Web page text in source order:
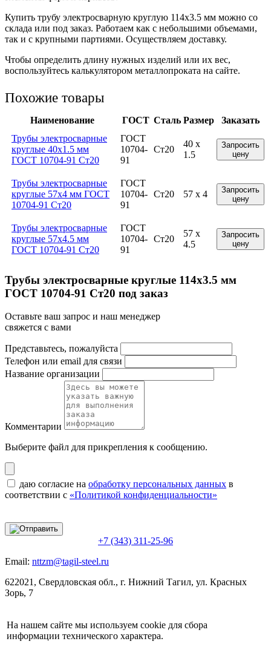
Купить трубу электросварную круглую 114х3.5 мм можно со
склада или под заказ. Работаем как с небольшими объемами,
так и с крупными партиями. Осуществляем доставку.
Чтобы определить длину нужных изделий или их вес,
воспользуйтесь калькулятором металлопроката на сайте.
Похожие товары
Наименование ГОСТ Сталь Размер
Заказать
Трубы электросварные
круглые 40x1.5 мм
ГОСТ 10704-91 Ст20
ГОСТ
10704-
91
Ст20
40 x
1.5
Запросить
цену
Трубы электросварные
круглые 57x4 мм ГОСТ
10704-91 Ст20
ГОСТ
10704-
91
Ст20 57 x 4
Запросить
цену
Трубы электросварные
круглые 57x4.5 мм
ГОСТ 10704-91 Ст20
ГОСТ
10704-
91
Ст20
57 x
4.5
Запросить
цену
Трубы электросварные круглые 114x3.5 мм
ГОСТ 10704-91 Ст20 под заказ
Оставьте ваш запрос и наш менеджер
свяжется с вами
Представьтесь, пожалуйста
Телефон или email для связи
Название организации
Комментарии
Выберите файл для прикрепления к сообщению.
даю согласие на обработку персональных данных в
соответствии с «Политикой конфиденциальности»
+7 (343) 311-25-96
Email: nttzm@tagil-steel.ru
622021, Свердловская обл., г. Нижний Тагил, ул. Красных
Зорь, 7
На нашем сайте мы используем cookie для сбора
информации технического характера.